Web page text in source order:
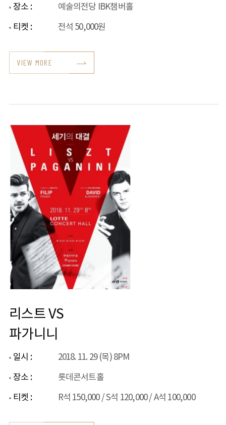
장소 :
예술의전당 IBK챔버홀
티켓 :
전석 50,000원
VIEW MORE
리스트 VS
파가니니
일시 :
2018. 11. 29 (목) 8PM
장소 :
롯데콘서트홀
티켓 :
R석 150,000 / S석 120,000 / A석 100,000